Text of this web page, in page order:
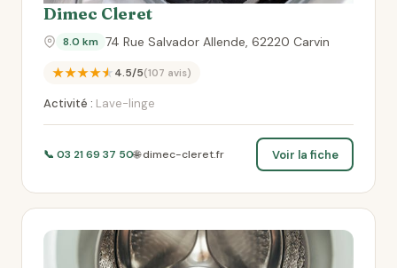
Dimec Cleret
8.0 km 74 Rue Salvador Allende, 62220 Carvin
★★★★★4.5/5(107 avis)
Activité : Lave-linge
📞 03 21 69 37 50🌐 dimec-cleret.fr Voir la fiche